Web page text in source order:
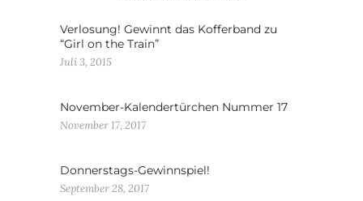
Verlosung! Gewinnt das Kofferband zu
“Girl on the Train”
Juli 3, 2015
November-Kalendertürchen Nummer 17
November 17, 2017
Donnerstags-Gewinnspiel!
September 28, 2017